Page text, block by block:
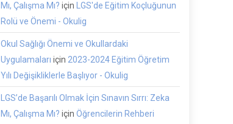
Mı, Çalışma Mı? için
LGS'de Eğitim Koçluğunun
Rolü ve Önemi - Okulig
Okul Sağlığı Önemi ve Okullardaki
Uygulamaları için 2023-2024 Eğitim Öğretim
Yılı Değişikliklerle Başlıyor - Okulig
LGS’de Başarılı Olmak İçin Sınavın Sırrı: Zeka
Mı, Çalışma Mı? içinÖğrencilerin Rehberi